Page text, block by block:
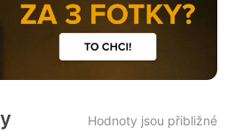
Hodnoty jsou přibližné